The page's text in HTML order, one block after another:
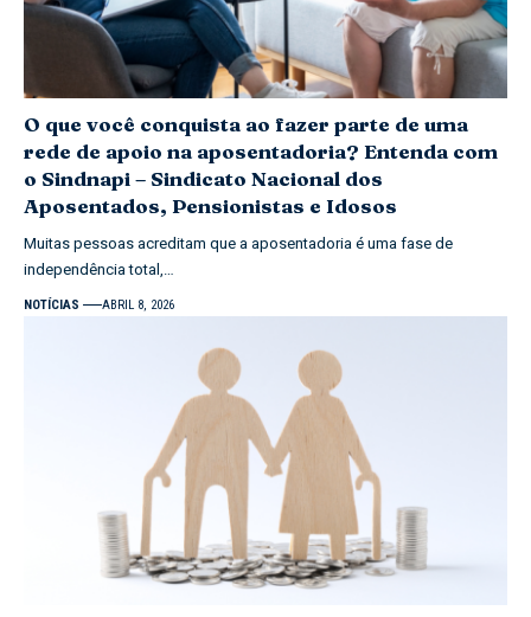
O que você conquista ao fazer parte de uma
rede de apoio na aposentadoria? Entenda com
o Sindnapi – Sindicato Nacional dos
Aposentados, Pensionistas e Idosos
Muitas pessoas acreditam que a aposentadoria é uma fase de
independência total,…
NOTÍCIAS ABRIL 8, 2026